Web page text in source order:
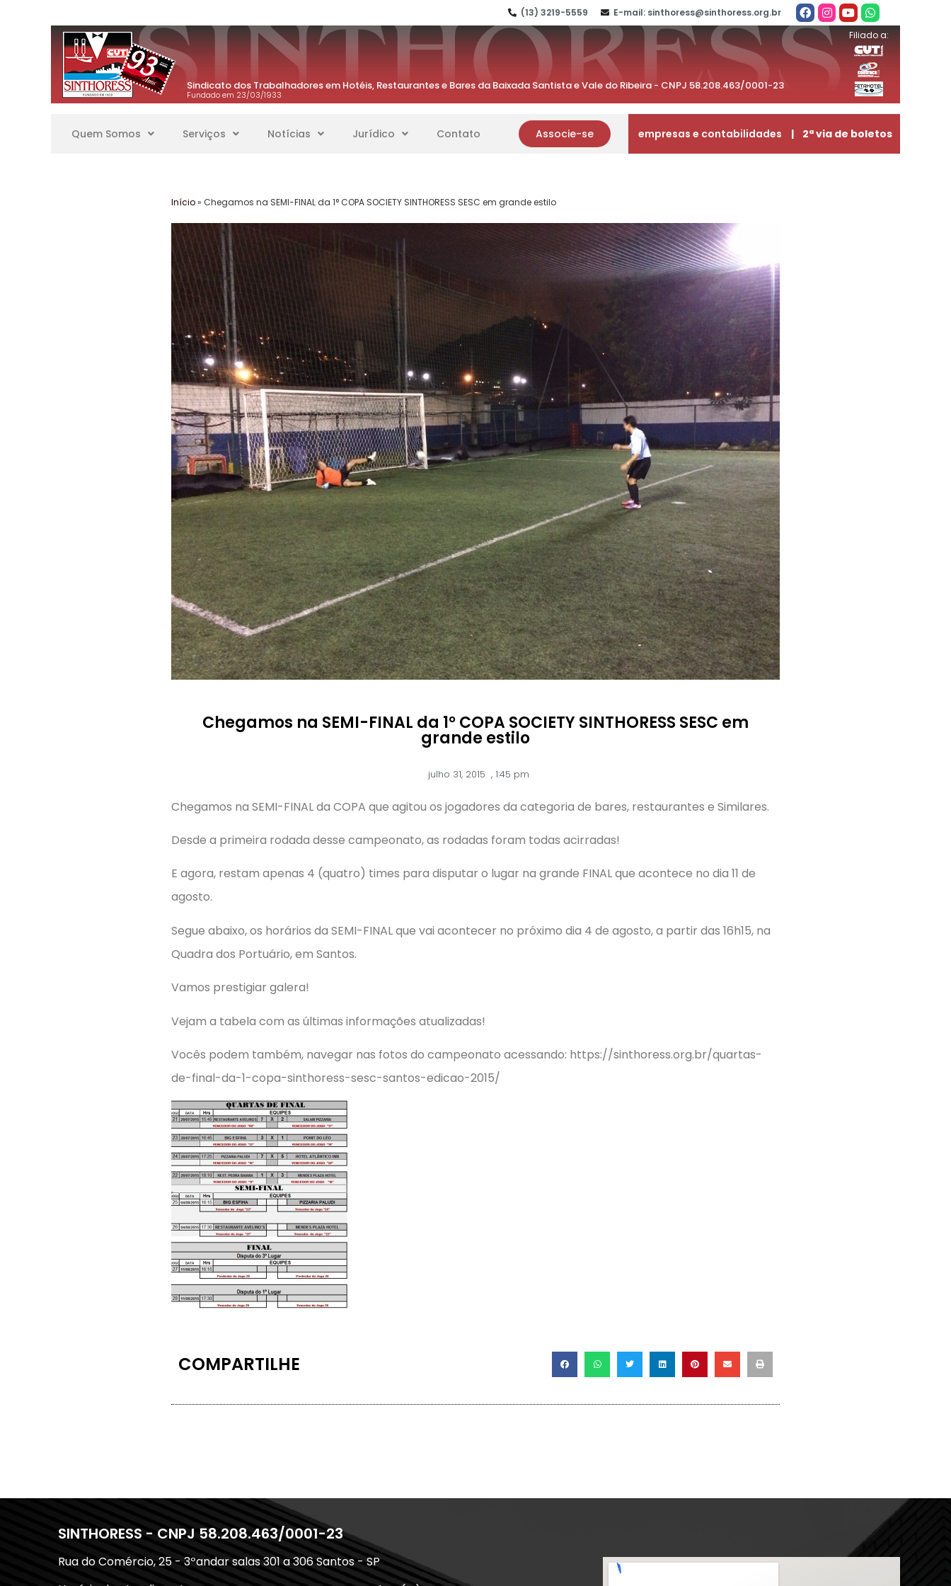
(13) 3219-5559 E-mail: sinthoress@sinthoress.org.br
Sindicato dos Trabalhadores em Hotéis, Restaurantes e Bares da Baixada Santista e Vale do Ribeira - CNPJ 58.208.463/0001-23
Fundado em 23/03/1933
Filiado a:
Quem Somos Serviços Notícias Jurídico Contato Associe-se empresas e contabilidades | 2ª via de boletos
Início» Chegamos na SEMI-FINAL da 1° COPA SOCIETY SINTHORESS SESC em grande estilo
Chegamos na SEMI-FINAL da 1° COPA SOCIETY SINTHORESS SESC em
grande estilo
julho 31, 2015 ,1:45 pm
Chegamos na SEMI-FINAL da COPA que agitou os jogadores da categoria de bares, restaurantes e Similares.
Desde a primeira rodada desse campeonato, as rodadas foram todas acirradas!
E agora, restam apenas 4 (quatro) times para disputar o lugar na grande FINAL que acontece no dia 11 de
agosto.
Segue abaixo, os horários da SEMI-FINAL que vai acontecer no próximo dia 4 de agosto, a partir das 16h15, na
Quadra dos Portuário, em Santos.
Vamos prestigiar galera!
Vejam a tabela com as últimas informações atualizadas!
Vocês podem também, navegar nas fotos do campeonato acessando: https://sinthoress.org.br/quartas-
de-final-da-1-copa-sinthoress-sesc-santos-edicao-2015/
COMPARTILHE
SINTHORESS - CNPJ 58.208.463/0001-23
Rua do Comércio, 25 - 3ºandar salas 301 a 306 Santos - SP